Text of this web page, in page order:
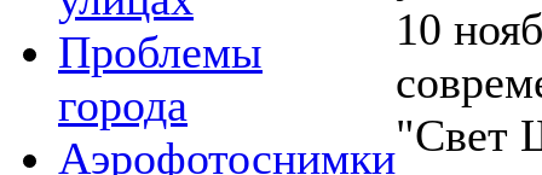
Проблемы
города
Аэрофотоснимки
10
"Свет